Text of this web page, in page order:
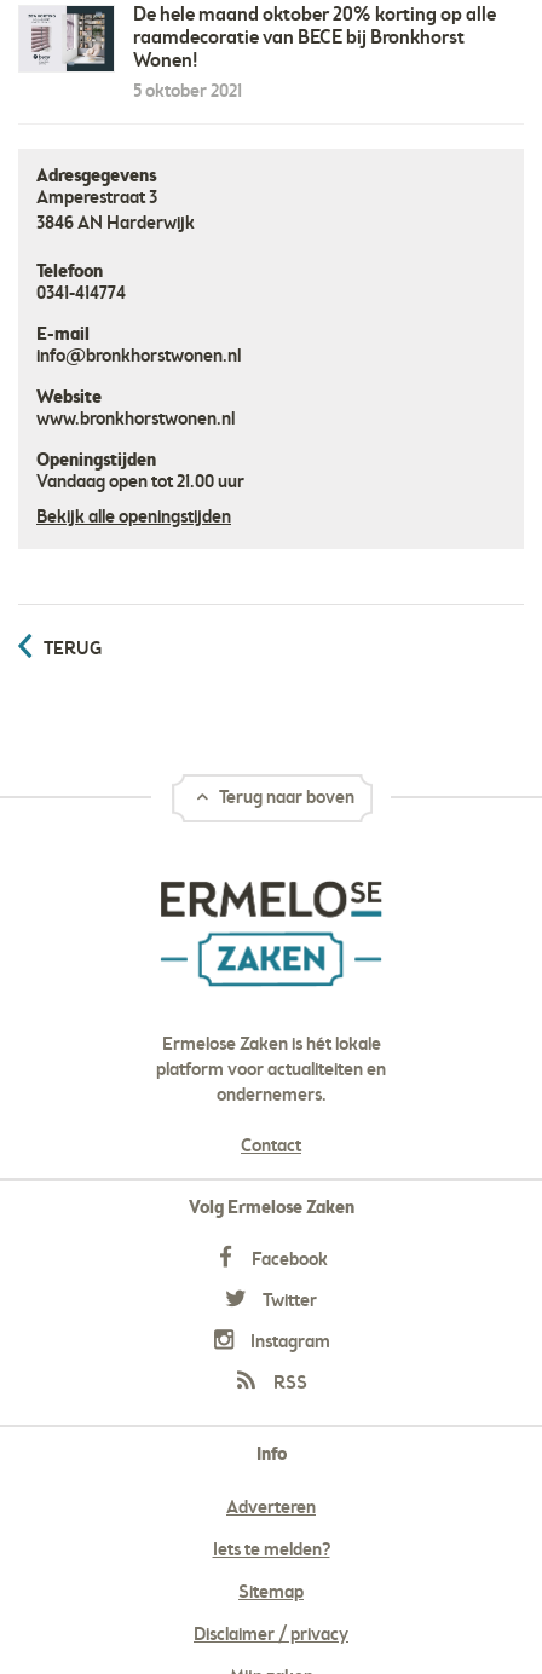
De hele maand oktober 20% korting op alle
raamdecoratie van BECE bij Bronkhorst
Wonen!
5 oktober 2021
Adresgegevens
Amperestraat 3
3846 AN Harderwijk
Telefoon
0341-414774
E-mail
info@bronkhorstwonen.nl
Website
www.bronkhorstwonen.nl
Openingstijden
Vandaag open tot 21.00 uur
Bekijk alle openingstijden
TERUG
Terug naar boven
Ermelose Zaken is hét lokale
platform voor actualiteiten en
ondernemers.
Contact
Volg Ermelose Zaken
Facebook
Twitter
Instagram
RSS
Info
Adverteren
Iets te melden?
Sitemap
Disclaimer / privacy